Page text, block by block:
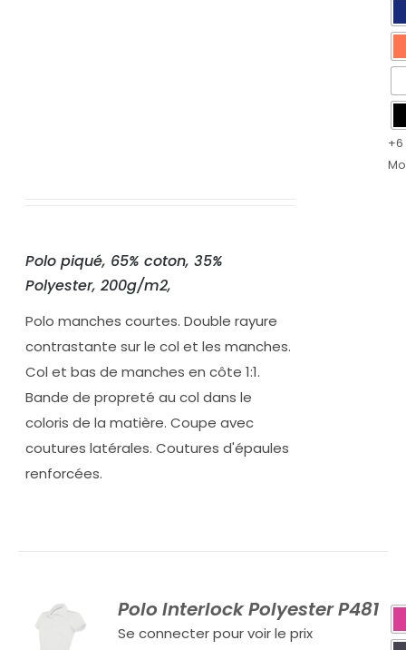
+6
Polo piqué, 65% coton, 35%
Polyester, 200g/m2,
Polo manches courtes. Double rayure
contrastante sur le col et les manches.
Col et bas de manches en côte 1:1.
Bande de propreté au col dans le
coloris de la matière. Coupe avec
coutures latérales. Coutures d'épaules
renforcées.
Polo Interlock Polyester P481
Se connecter pour voir le prix